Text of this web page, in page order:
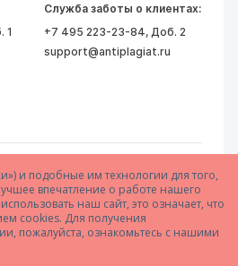
и подобные им технологии для того,
впечатление о работе нашего
наш сайт, это означает, что
cookies. Для получения
пожалуйста, ознакомьтесь с нашими
1
Служба заботы о клиентах:
+7 495 223-23-84, Доб. 2
support@antiplagiat.ru